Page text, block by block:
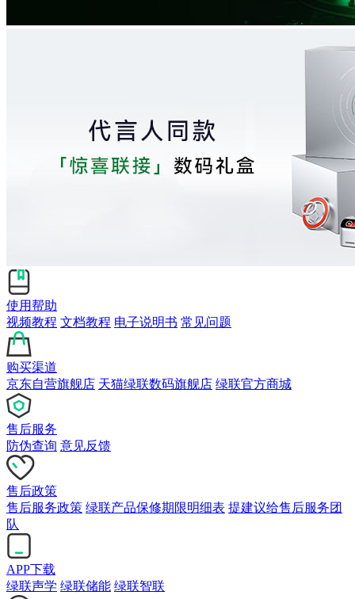
使用帮助
视频教程 文档教程 电子说明书 常见问题
购买渠道
京东自营旗舰店 天猫绿联数码旗舰店 绿联官方商城
售后服务
防伪查询 意见反馈
售后政策
售后服务政策 绿联产品保修期限明细表 提建议给售后服务团
队
APP下载
绿联声学 绿联储能 绿联智联